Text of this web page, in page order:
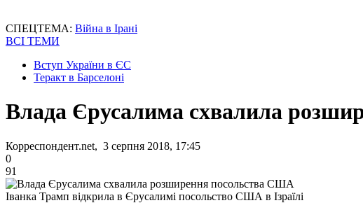
СПЕЦТЕМА: Війна в Ірані
ВСІ ТЕМИ
Вступ України в ЄС
Теракт в Барселоні
Влада Єрусалима схвалила
Корреспондент.net, 3 серпня 2018, 17:45
0
91
Іванка Трамп відкрила в Єрусалимі посольство США в Ізраїлі